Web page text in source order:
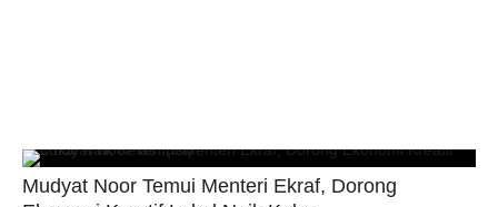
Mudyat Noor Temui Menteri Ekraf, Dorong